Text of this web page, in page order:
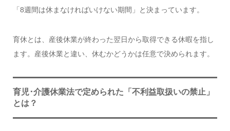
「8週間は休まなければいけない期間」と決まっています。
育休とは、産後休業が終わった翌日から取得できる休暇を指し
ます。産後休業と違い、休むかどうかは任意で決められます。
育児･介護休業法で定められた「不利益取扱いの禁止」
とは？